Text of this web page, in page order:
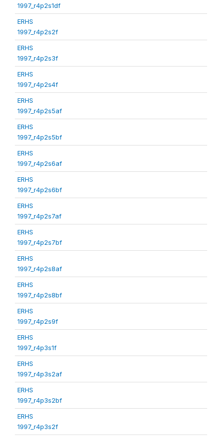
1997_r4p2s1df
ERHS
1997_r4p2s2f
ERHS
1997_r4p2s3f
ERHS
1997_r4p2s4f
ERHS
1997_r4p2s5af
ERHS
1997_r4p2s5bf
ERHS
1997_r4p2s6af
ERHS
1997_r4p2s6bf
ERHS
1997_r4p2s7af
ERHS
1997_r4p2s7bf
ERHS
1997_r4p2s8af
ERHS
1997_r4p2s8bf
ERHS
1997_r4p2s9f
ERHS
1997_r4p3s1f
ERHS
1997_r4p3s2af
ERHS
1997_r4p3s2bf
ERHS
1997_r4p3s2f